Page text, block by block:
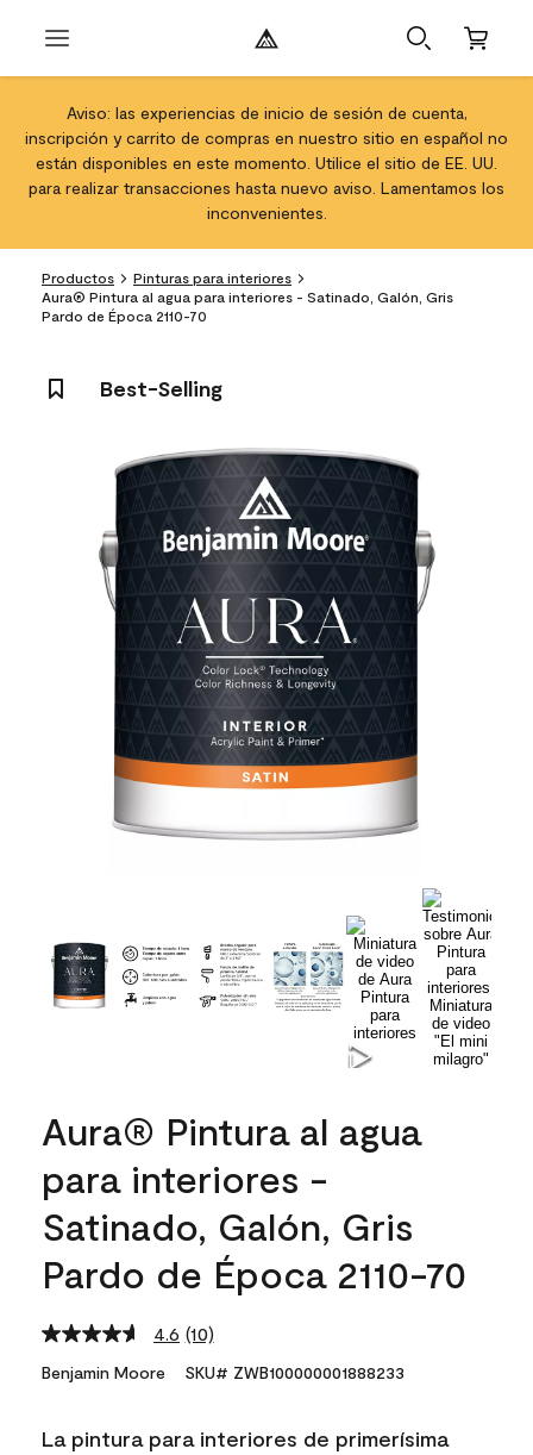
Aviso: las experiencias de inicio de sesión de cuenta,
inscripción y carrito de compras en nuestro sitio en español no
están disponibles en este momento. Utilice el sitio de EE. UU.
para realizar transacciones hasta nuevo aviso. Lamentamos los
inconvenientes.
Productos
Pinturas para interiores
Aura® Pintura al agua para interiores - Satinado, Galón, Gris
Pardo de Época 2110-70
Best-Selling
Aura® Pintura al agua
para interiores -
Satinado, Galón, Gris
Pardo de Época 2110-70
4.6 Read
10
Reviews.
link.
(10)
Benjamin Moore SKU# ZWB100000001888233
La pintura para interiores de primerísima